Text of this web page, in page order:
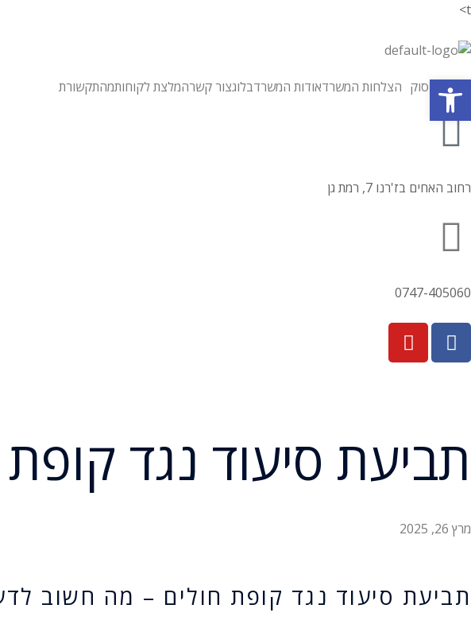
t>
תחומי עיסוק הצלחות המשרדאודות המשרדבלוגצור קשרהמלצת לקוחותמהתקשורת
רחוב האחים בז'רנו 7, רמת גן
0747-405060
תביעת סיעוד נגד
מרץ 26, 2025
תביעת סיעוד נגד קופת חולים – מה חשוב
פתח סרגל נגישות